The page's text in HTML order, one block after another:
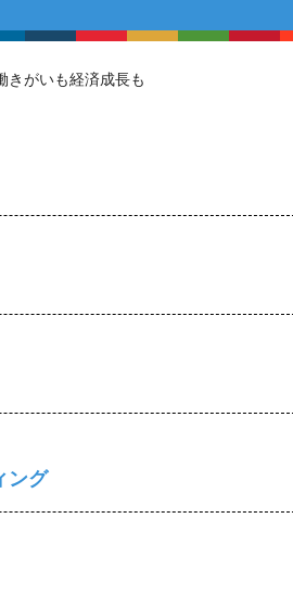
がいも経済成長も
ング